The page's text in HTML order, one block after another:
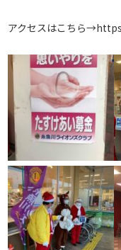
アクセスはこちら